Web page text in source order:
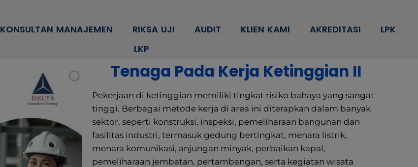
KONSULTAN MANAJEMEN RIKSA UJI AUDIT KLIEN KAMI AKREDITASI
LPK
LKP
Tenaga Pada Kerja Ketinggian II
Pekerjaan di ketinggian memiliki tingkat risiko bahaya yang sangat
tinggi. Berbagai metode kerja di area ini diterapkan dalam banyak
sektor, seperti konstruksi, inspeksi, pemeliharaan bangunan dan
fasilitas industri, termasuk gedung bertingkat, menara listrik,
menara komunikasi, anjungan minyak, perbaikan kapal,
pemeliharaan jembatan, pertambangan, serta kegiatan wisata